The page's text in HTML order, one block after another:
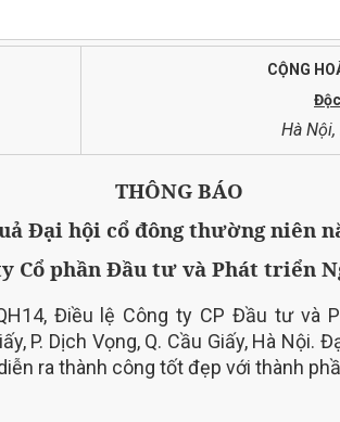
CỘNG
Hà
THÔNG BÁO
Đại hội cổ đông thường niên
Cổ phần Đầu tư và Phát triển
Điều lệ Công ty CP Đầu tư và
P. Dịch Vọng, Q. Cầu Giấy, Hà
ra thành công tốt đẹp với thành